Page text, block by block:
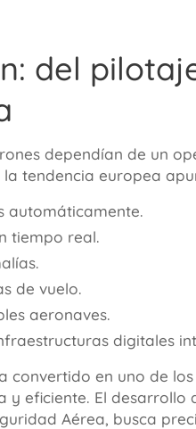
del
dependían de un
tendencia europea
automáticamente.
tiempo real.
de vuelo.
aeronaves.
digitales
convertido en uno de
y eficiente. El
Aérea, busca